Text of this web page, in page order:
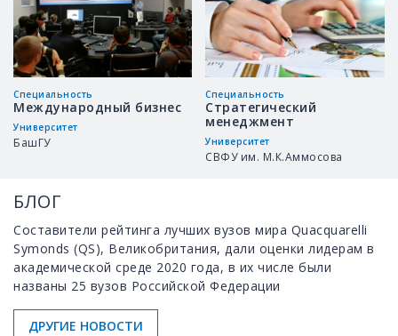
Специальность
Международный бизнес
Университет
БашГУ
Специальность
Стратегический
менеджмент
Университет
СВФУ им. М.К.Аммосова
БЛОГ
Составители рейтинга лучших вузов мира Quacquarelli
Symonds (QS), Великобритания, дали оценки лидерам в
академической среде 2020 года, в их числе были
названы 25 вузов Российской Федерации
ДРУГИЕ НОВОСТИ